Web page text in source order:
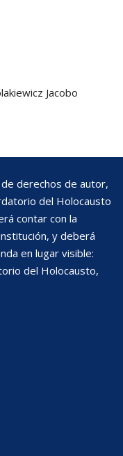
Jacobo
derechos de autor,
del Holocausto
contar con la
y deberá
en lugar visible:
del Holocausto,